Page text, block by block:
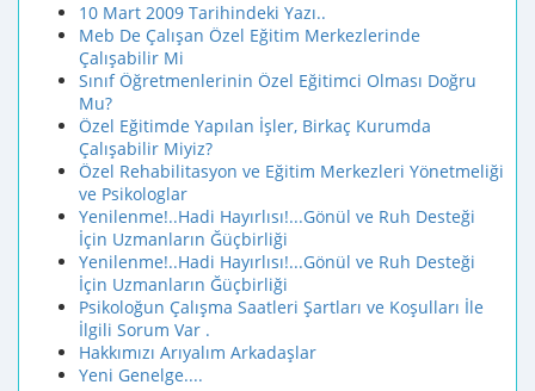
10 Mart 2009 Tarihindeki Yazı..
Meb De Çalışan Özel Eğitim Merkezlerinde
Çalışabilir Mi
Sınıf Öğretmenlerinin Özel Eğitimci Olması Doğru
Mu?
Özel Eğitimde Yapılan İşler, Birkaç Kurumda
Çalışabilir Miyiz?
Özel Rehabilitasyon ve Eğitim Merkezleri Yönetmeliği
ve Psikologlar
Yenilenme!..Hadi Hayırlısı!...Gönül ve Ruh Desteği
İçin Uzmanların Ğüçbirliği
Yenilenme!..Hadi Hayırlısı!...Gönül ve Ruh Desteği
İçin Uzmanların Ğüçbirliği
Psikoloğun Çalışma Saatleri Şartları ve Koşulları İle
İlgili Sorum Var .
Hakkımızı Arıyalım Arkadaşlar
Yeni Genelge....